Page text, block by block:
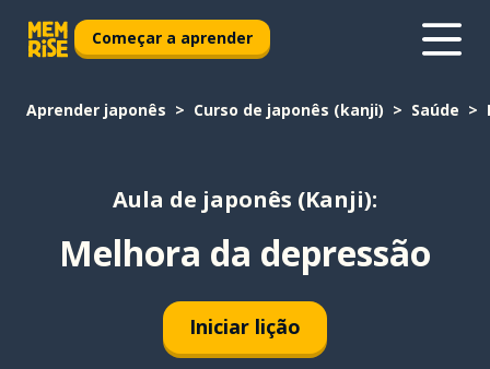
Começar a aprender
Aprender japonês Curso de japonês (kanji) Saúde
Aula de japonês (Kanji):
Melhora da depressão
Iniciar lição